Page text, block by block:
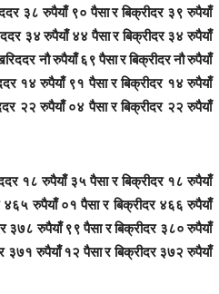
३८ रुपैयाँ ९० पैसा र बिक्रीदर ३९ रुपैयाँ
३४ रुपैयाँ ४४ पैसा र बिक्रीदर ३४ रुपैयाँ
नौ रुपैयाँ ६९ पैसा र बिक्रीदर नौ रुपैयाँ
१४ रुपैयाँ ९१ पैसा र बिक्रीदर १४ रुपैयाँ
२२ रुपैयाँ ०४ पैसा र बिक्रीदर २२ रुपैयाँ
१८ रुपैयाँ ३५ पैसा र बिक्रीदर १८ रुपैयाँ
रुपैयाँ ०१ पैसा र बिक्रीदर ४६६ रुपैयाँ
३७८ रुपैयाँ ९९ पैसा र बिक्रीदर ३८० रुपैयाँ
३७१ रुपैयाँ १२ पैसा र बिक्रीदर ३७२ रुपैयाँ